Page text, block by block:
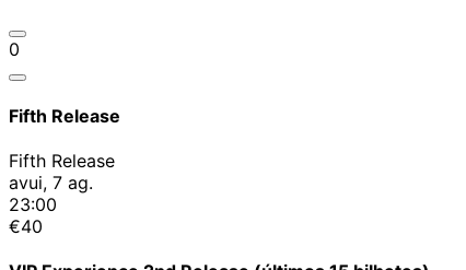
0
Fifth Release
Fifth Release
avui, 7 ag.
23:00
€40